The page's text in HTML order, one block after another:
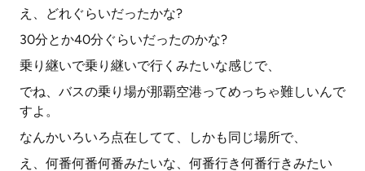
え、どれぐらいだったかな?
30分とか40分ぐらいだったのかな?
乗り継いで乗り継いで行くみたいな感じで、
でね、バスの乗り場が那覇空港ってめっちゃ難しいんで
すよ。
なんかいろいろ点在してて、しかも同じ場所で、
え、何番何番何番みたいな、何番行き何番行きみたい